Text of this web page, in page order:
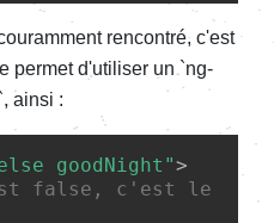
rencontré, c'est
permet d'utiliser un `ng-
ainsi :
goodNight">
false, c'est le